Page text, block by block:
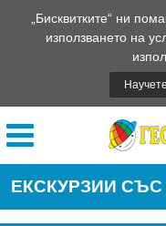
„Бисквитките“ ни
използването на
ЕКСКУРЗИИ